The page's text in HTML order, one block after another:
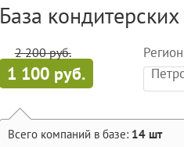
База кондитерских
2 200 руб.
1 100 руб.
Всего компаний в базе: 14шт